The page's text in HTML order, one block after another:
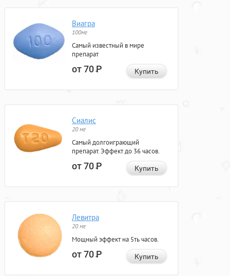
Виагра
100мг
Самый известный в мире
препарат
от 70Р Купить
Сиалис
20 мг
Самый долгоиграющий
препарат. Эффект до 36 часов.
от 70Р Купить
Левитра
20 мг
Мощный эффект на 5ть часов.
от 70Р Купить